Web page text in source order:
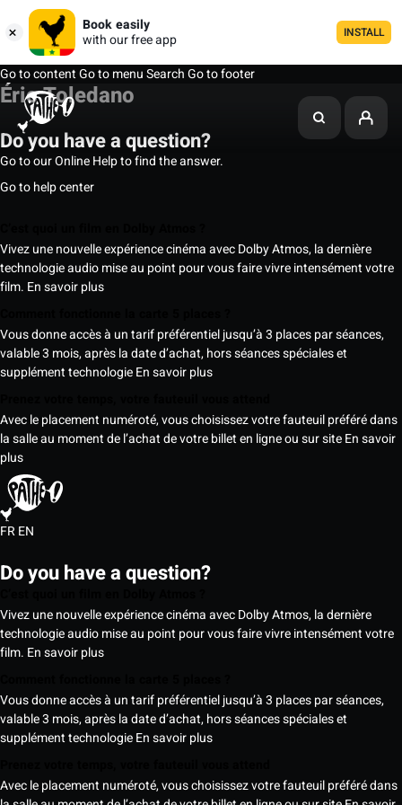
Book easily
with our free app
INSTALL
Go to contentGo to menuSearchGo to footer
Éric Toledano
Do you have a question?
Go to our Online Help to find the answer.
Go to help center
Vivez une nouvelle expérience cinéma avec Dolby Atmos, la dernière
technologie audio mise au point pour vous faire vivre intensément votre
film. En savoir plus
Vous donne accès à un tarif préférentiel jusqu’à 3 places par séances,
valable 3 mois, après la date d’achat, hors séances spéciales et
supplément technologieEn savoir plus
Avec le placement numéroté, vous choisissez votre fauteuil préféré dans
la salle au moment de l’achat de votre billet en ligne ou sur siteEn savoir
plus
FREN
Do you have a question?
Vivez une nouvelle expérience cinéma avec Dolby Atmos, la dernière
technologie audio mise au point pour vous faire vivre intensément votre
film. En savoir plus
Vous donne accès à un tarif préférentiel jusqu’à 3 places par séances,
valable 3 mois, après la date d’achat, hors séances spéciales et
supplément technologieEn savoir plus
Avec le placement numéroté, vous choisissez votre fauteuil préféré dans